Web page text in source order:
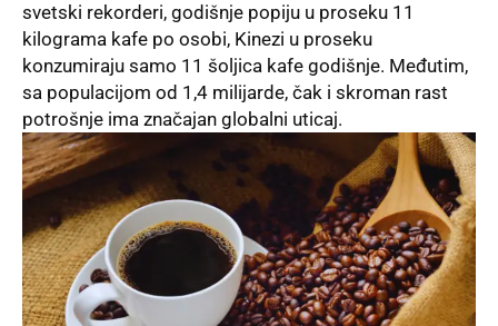
svetski rekorderi, godišnje popiju u proseku 11
kilograma kafe po osobi, Kinezi u proseku
konzumiraju samo 11 šoljica kafe godišnje. Međutim,
sa populacijom od 1,4 milijarde, čak i skroman rast
potrošnje ima značajan globalni uticaj.